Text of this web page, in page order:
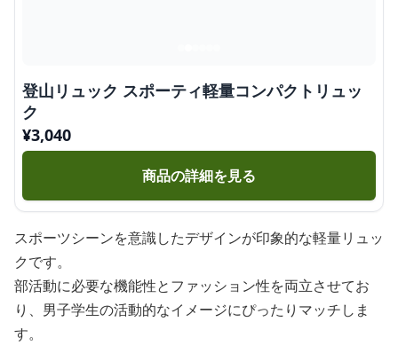
登山リュック スポーティ軽量コンパクトリュッ
ク
¥3,040
商品の詳細を見る
スポーツシーンを意識したデザインが印象的な軽量リュッ
クです。
部活動に必要な機能性とファッション性を両立させてお
り、男子学生の活動的なイメージにぴったりマッチしま
す。